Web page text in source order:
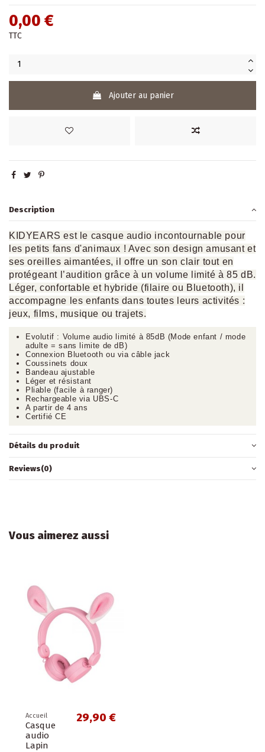
0,00 €
TTC
Ajouter au panier
Description
KIDYEARS est le casque audio incontournable pour
les petits fans d'animaux ! Avec son design amusant et
ses oreilles aimantées, il offre un son clair tout en
protégeant l’audition grâce à un volume limité à 85 dB.
Léger, confortable et hybride (filaire ou Bluetooth), il
accompagne les enfants dans toutes leurs activités :
jeux, films, musique ou trajets.
Evolutif : Volume audio limité à 85dB (Mode enfant / mode
adulte = sans limite de dB)
Connexion Bluetooth ou via câble jack
Coussinets doux
Bandeau ajustable
Léger et résistant
Pliable (facile à ranger)
Rechargeable via UBS-C
A partir de 4 ans
Certifié CE
Détails du produit
Reviews(0)
Vous aimerez aussi
Accueil
Casque
audio
Lapin
29,90 €